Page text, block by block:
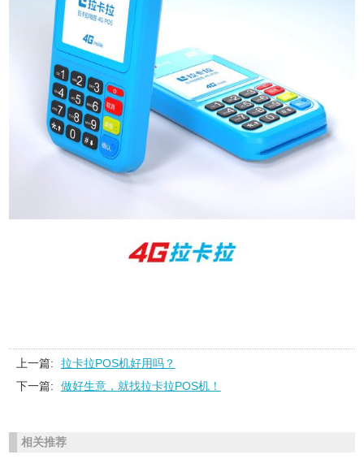
上一篇:
拉卡拉POS机好用吗？
下一篇:
做好生意，就找拉卡拉POS机！
相关推荐